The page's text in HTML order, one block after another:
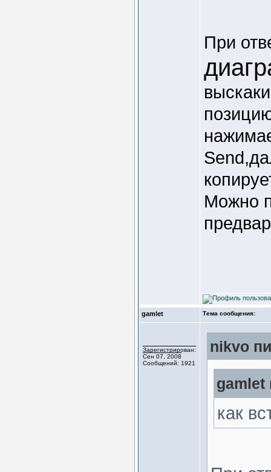
При
Можно
gamlet Тема сообщения:
Зарегистрирован:
Сен 07, 2008
Сообщений: 1921
nikvo
gamlet
как